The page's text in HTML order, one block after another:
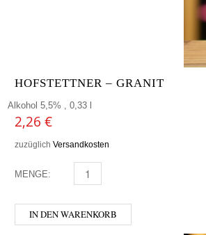
HOFSTETTNER – GRANIT
Alkohol 5,5% , 0,33 l
2,26 €
zuzüglich Versandkosten
MENGE: HOFSTETTNER - GRANIT MENGE
IN DEN WARENKORB